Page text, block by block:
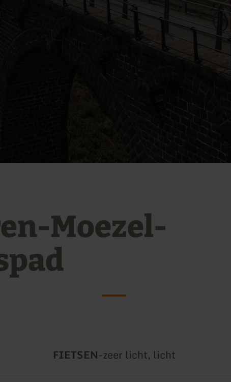
Moezel-
Soort
FIETSEN-Moeilijkheidsgraad:
zeer licht, licht